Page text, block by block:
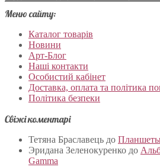
Меню сайту:
Каталог товарів
Новини
Арт-Блог
Наші контакти
Особистий кабінет
Доставка, оплата та політика
Політика безпеки
Свіжі коментарі
Тетяна Браславець до Планшеты
Эридана Зеленокуренко до
Gamma